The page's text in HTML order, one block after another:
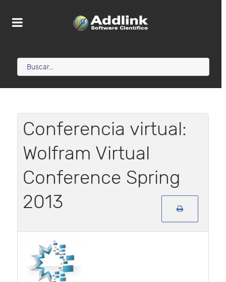
Conferencia virtual:
Wolfram Virtual
Conference Spring
2013